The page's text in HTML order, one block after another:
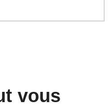
vous